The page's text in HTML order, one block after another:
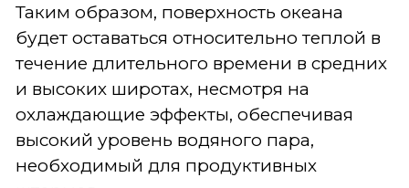
Таким образом, поверхность океана
будет оставаться относительно теплой в
течение длительного времени в средних
и высоких широтах, несмотря на
охлаждающие эффекты, обеспечивая
высокий уровень водяного пара,
необходимый для продуктивных